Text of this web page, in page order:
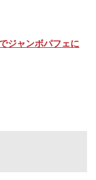
ジャンボパフェに